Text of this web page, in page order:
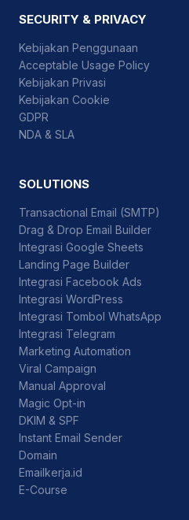
SECURITY & PRIVACY
Kebijakan Penggunaan
Acceptable Usage Policy
Kebijakan Privasi
Kebijakan Cookie
GDPR
NDA & SLA
SOLUTIONS
Transactional Email (SMTP)
Drag & Drop Email Builder
Integrasi Google Sheets
Landing Page Builder
Integrasi Facebook Ads
Integrasi WordPress
Integrasi Tombol WhatsApp
Integrasi Telegram
Marketing Automation
Viral Campaign
Manual Approval
Magic Opt-in
DKIM & SPF
Instant Email Sender
Domain
Emailkerja.id
E-Course